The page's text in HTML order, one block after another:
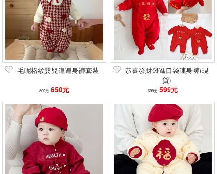
毛呢格紋嬰兒連連身褲套裝
800元 650元
恭喜發財錢進口袋連身褲(現
貨)
699元 599元